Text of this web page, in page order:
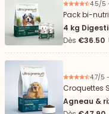
4.5/5
Pack bi-
4 kg
Dès €36.50
4.7/5
Croquettes
Agneau &